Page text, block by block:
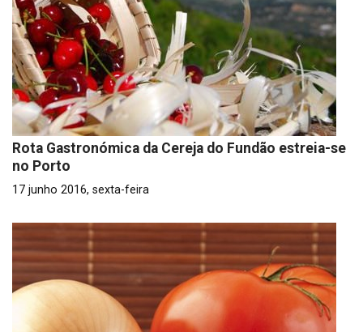
Rota Gastronómica da Cereja do Fundão estreia-se
no Porto
17 junho 2016, sexta-feira